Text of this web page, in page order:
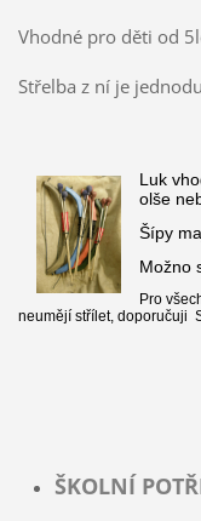
Vhodné pro děti od
Střelba z ní je
Luk
olše
Šípy
Možno
Pro
neumějí střílet, doporučuji
ŠKOLNÍ